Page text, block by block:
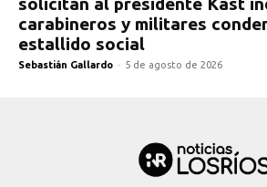
carabineros y militares
estallido social
Sebastián Gallardo - 5 de agosto de 2026